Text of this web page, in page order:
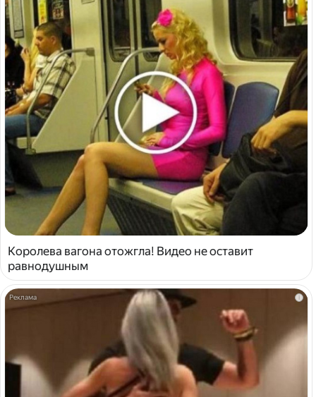
Королева вагона отожгла! Видео не оставит
равнодушным
i